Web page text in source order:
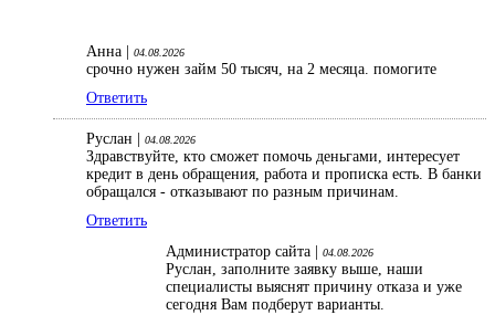
Анна | 04.08.2026
срочно нужен займ 50 тысяч, на 2 месяца. помогите
Ответить
Руслан | 04.08.2026
Здравствуйте, кто сможет помочь деньгами, интересует
кредит в день обращения, работа и прописка есть. В банки
обращался - отказывают по разным причинам.
Ответить
Администратор сайта |
04.08.2026
Руслан, заполните заявку выше, наши
специалисты выяснят причину отказа и уже
сегодня Вам подберут варианты.